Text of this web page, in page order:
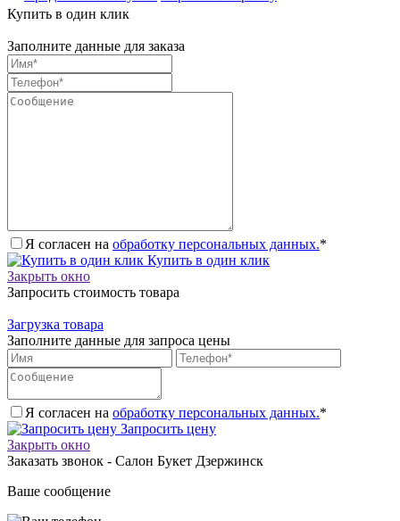
Купить в один клик
Заполните данные для заказа
Я согласен на обработку персональных данных.*
Купить в один клик
Закрыть окно
Запросить стоимость товара
Загрузка товара
Заполните данные для запроса цены
Я согласен на обработку персональных данных.*
Запросить цену
Закрыть окно
Заказать звонок - Салон Букет Дзержинск
Ваше сообщение